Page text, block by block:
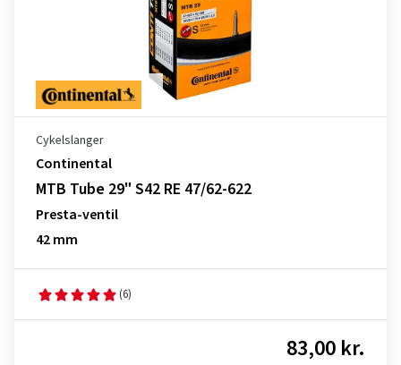
Cykelslanger
Continental
MTB Tube 29" S42 RE 47/62-622
Presta-ventil
42 mm
(6)
83,00 kr.